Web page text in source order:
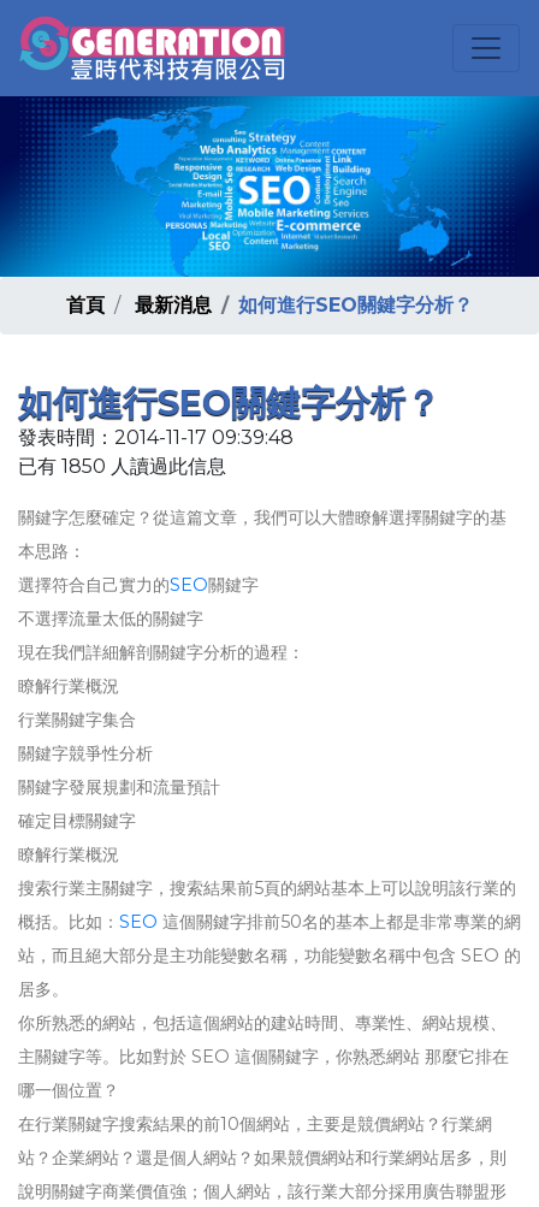
首頁 最新消息 如何進行SEO關鍵字分析？
如何進行SEO關鍵字分析？
發表時間：2014-11-17 09:39:48
已有 1850 人讀過此信息
關鍵字怎麼確定？從這篇文章，我們可以大體瞭解選擇關鍵字的基
本思路：
選擇符合自己實力的SEO關鍵字
不選擇流量太低的關鍵字
現在我們詳細解剖關鍵字分析的過程：
瞭解行業概況
行業關鍵字集合
關鍵字競爭性分析
關鍵字發展規劃和流量預計
確定目標關鍵字
瞭解行業概況
搜索行業主關鍵字，搜索結果前5頁的網站基本上可以說明該行業的
概括。比如： SEO 這個關鍵字排前50名的基本上都是非常專業的網
站，而且絕大部分是主功能變數名稱，功能變數名稱中包含 SEO 的
居多。
你所熟悉的網站，包括這個網站的建站時間、專業性、網站規模、
主關鍵字等。比如對於 SEO 這個關鍵字，你熟悉網站 那麼它排在
哪一個位置？
在行業關鍵字搜索結果的前10個網站，主要是競價網站？行業網
站？企業網站？還是個人網站？如果競價網站和行業網站居多，則
說明關鍵字商業價值強；個人網站，該行業大部分採用廣告聯盟形